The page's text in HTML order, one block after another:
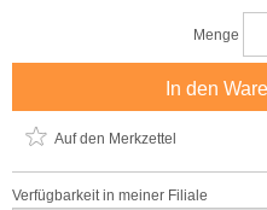
Menge
In den
Auf den Merkzettel
Verfügbarkeit in meiner Filiale